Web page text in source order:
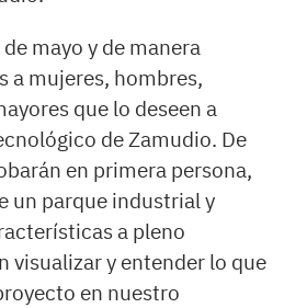
mayo y de manera
a mujeres, hombres,
que lo deseen a
de Zamudio. De
en primera persona,
un parque industrial y
a pleno
visualizar y entender lo que
en nuestro